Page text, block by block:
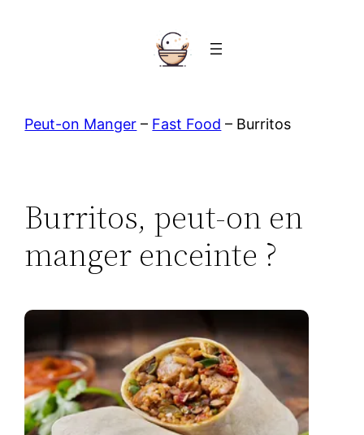
Peut-on Manger – Fast Food – Burritos
Burritos, peut-on en
manger enceinte ?